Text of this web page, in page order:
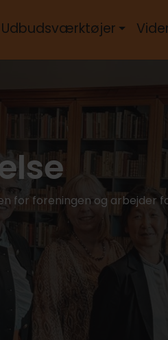
Udbudsværktøjer
for foreningen og arbejder